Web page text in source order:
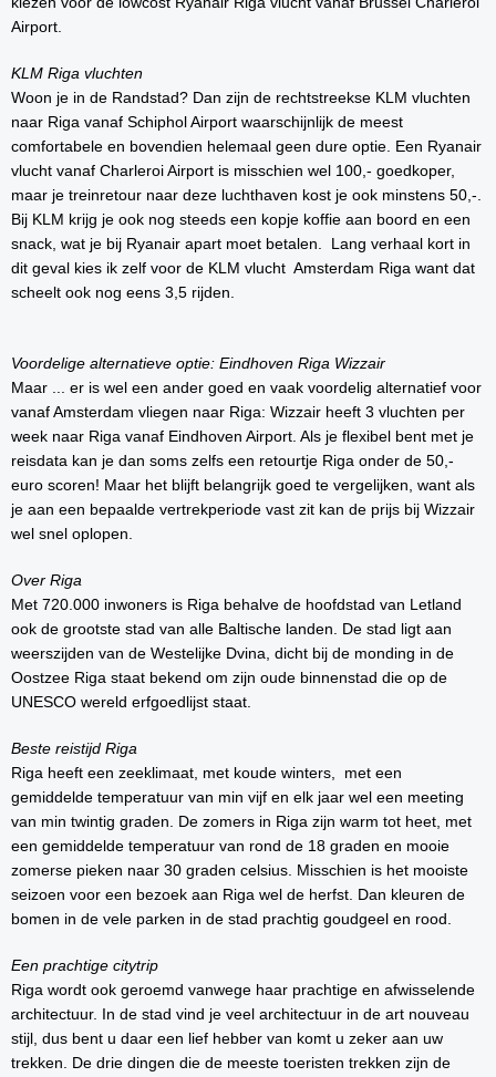
Airport.
KLM Riga vluchten
Woon je in de Randstad? Dan zijn de rechtstreekse KLM vluchten
naar Riga vanaf Schiphol Airport waarschijnlijk de meest
comfortabele en bovendien helemaal geen dure optie. Een Ryanair
vlucht vanaf Charleroi Airport is misschien wel 100,- goedkoper,
maar je treinretour naar deze luchthaven kost je ook minstens 50,-.
Bij KLM krijg je ook nog steeds een kopje koffie aan boord en een
snack, wat je bij Ryanair apart moet betalen. Lang verhaal kort in
dit geval kies ik zelf voor de KLM vlucht Amsterdam Riga want dat
scheelt ook nog eens 3,5 rijden.
Voordelige alternatieve optie: Eindhoven Riga Wizzair
Maar ... er is wel een ander goed en vaak voordelig alternatief voor
vanaf Amsterdam vliegen naar Riga: Wizzair heeft 3 vluchten per
week naar Riga vanaf Eindhoven Airport. Als je flexibel bent met je
reisdata kan je dan soms zelfs een retourtje Riga onder de 50,-
euro scoren! Maar het blijft belangrijk goed te vergelijken, want als
je aan een bepaalde vertrekperiode vast zit kan de prijs bij Wizzair
wel snel oplopen.
Over Riga
Met 720.000 inwoners is Riga behalve de hoofdstad van Letland
ook de grootste stad van alle Baltische landen. De stad ligt aan
weerszijden van de Westelijke Dvina, dicht bij de monding in de
Oostzee Riga staat bekend om zijn oude binnenstad die op de
UNESCO wereld erfgoedlijst staat.
Beste reistijd Riga
Riga heeft een zeeklimaat, met koude winters, met een
gemiddelde temperatuur van min vijf en elk jaar wel een meeting
van min twintig graden. De zomers in Riga zijn warm tot heet, met
een gemiddelde temperatuur van rond de 18 graden en mooie
zomerse pieken naar 30 graden celsius. Misschien is het mooiste
seizoen voor een bezoek aan Riga wel de herfst. Dan kleuren de
bomen in de vele parken in de stad prachtig goudgeel en rood.
Een prachtige citytrip
Riga wordt ook geroemd vanwege haar prachtige en afwisselende
architectuur. In de stad vind je veel architectuur in de art nouveau
stijl, dus bent u daar een lief hebber van komt u zeker aan uw
trekken. De drie dingen die de meeste toeristen trekken zijn de